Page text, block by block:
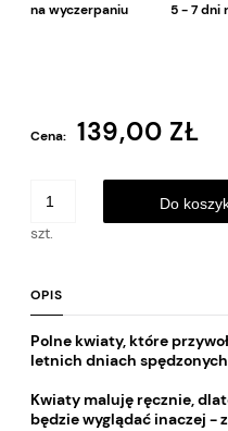
na wyczerpaniu
5 - 7 dni
Cena nie zawiera
Cena: 139,00 ZŁ
szt.
Do
OPIS
Polne kwiaty, które
letnich dniach
Kwiaty maluję ręcznie,
będzie wyglądać inaczej -